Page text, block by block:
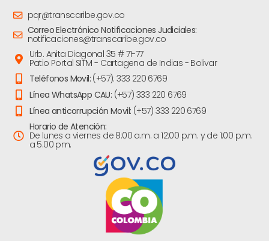
pqr@transcaribe.gov.co
Correo Electrónico Notificaciones Judiciales:
notificaciones@transcaribe.gov.co
Urb. Anita Diagonal 35 # 71-77
Patio Portal SITM - Cartagena de Indias - Bolivar
Teléfonos Movil: (+57): 333 220 6769
Línea WhatsApp CAU: (+57) 333 220 6769
Línea anticorrupción Movil: (+57) 333 220 6769
Horario de Atención:
De lunes a viernes de 8:00 a.m. a 12:00 p.m. y de 1:00 p.m.
a 5:00 pm.